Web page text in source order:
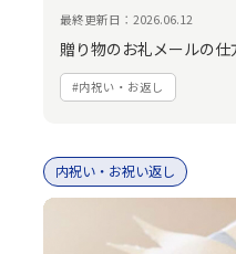
最終更新日：2026.06.12
贈り物のお礼メールの仕
#内祝い・お返し
内祝い・お祝い返し